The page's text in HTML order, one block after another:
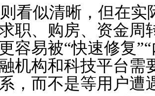
看似清晰，但在实
职、购房、资金周
容易被“快速修复
机构和科技平台需
，而不是等用户遭